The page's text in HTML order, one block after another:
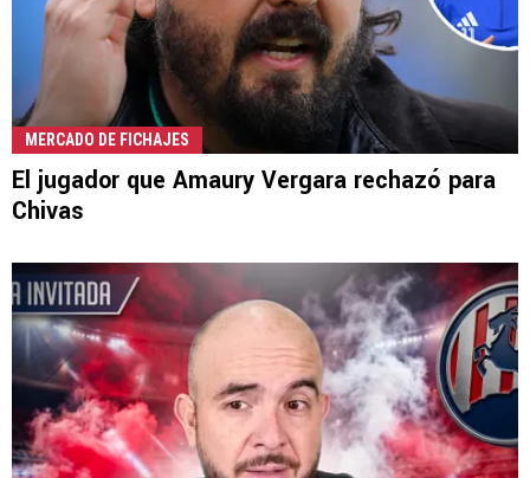
MERCADO DE FICHAJES
El jugador que Amaury Vergara rechazó para
Chivas